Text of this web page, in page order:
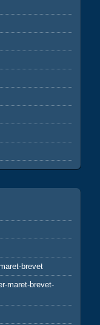
brevet
maret-brevet-